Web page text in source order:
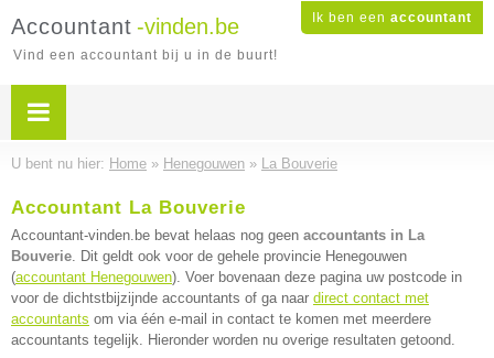
Ik ben een accountant
Accountant -vinden.be
Vind een accountant bij u in de buurt!
U bent nu hier: Home » Henegouwen » La Bouverie
Accountant La Bouverie
Accountant-vinden.be bevat helaas nog geen accountants in La
Bouverie. Dit geldt ook voor de gehele provincie Henegouwen
(accountant Henegouwen). Voer bovenaan deze pagina uw postcode in
voor de dichtstbijzijnde accountants of ga naar direct contact met
accountants om via één e-mail in contact te komen met meerdere
accountants tegelijk. Hieronder worden nu overige resultaten getoond.